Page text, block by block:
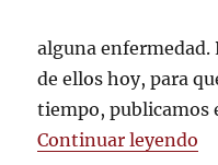
alguna enfermedad.
de ellos hoy, para
tiempo, publicamos
Continuar leyendo